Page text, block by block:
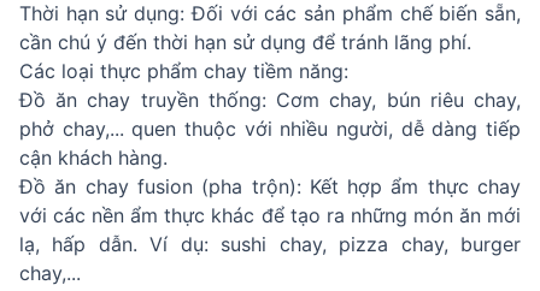
Thời hạn sử dụng: Đối với các sản phẩm chế biến sẵn,
cần chú ý đến thời hạn sử dụng để tránh lãng phí.
Các loại thực phẩm chay tiềm năng:
Đồ ăn chay truyền thống: Cơm chay, bún riêu chay,
phở chay,... quen thuộc với nhiều người, dễ dàng tiếp
cận khách hàng.
Đồ ăn chay fusion (pha trộn): Kết hợp ẩm thực chay
với các nền ẩm thực khác để tạo ra những món ăn mới
lạ, hấp dẫn. Ví dụ: sushi chay, pizza chay, burger
chay,...